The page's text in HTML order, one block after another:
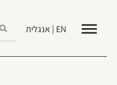
EN | אנגלית